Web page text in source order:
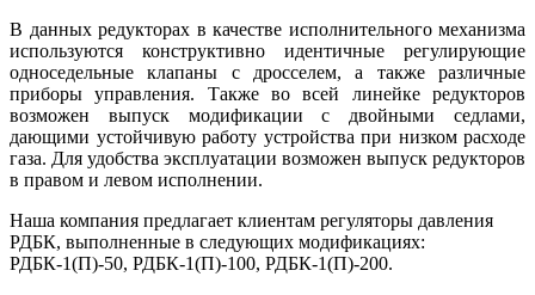
В данных редукторах в качестве исполнительного механизма
используются конструктивно идентичные регулирующие
односедельные клапаны с дросселем, а также различные
приборы управления. Также во всей линейке редукторов
возможен выпуск модификации с двойными седлами,
дающими устойчивую работу устройства при низком расходе
газа. Для удобства эксплуатации возможен выпуск редукторов
в правом и левом исполнении.
Наша компания предлагает клиентам регуляторы давления
РДБК, выполненные в следующих модификациях:
РДБК-1(П)-50, РДБК-1(П)-100, РДБК-1(П)-200.